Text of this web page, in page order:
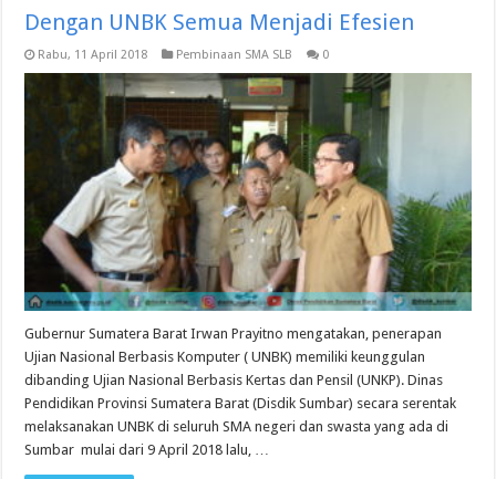
Dengan UNBK Semua Menjadi Efesien
Rabu, 11 April 2018 Pembinaan SMA SLB 0
Gubernur Sumatera Barat Irwan Prayitno mengatakan, penerapan
Ujian Nasional Berbasis Komputer ( UNBK) memiliki keunggulan
dibanding Ujian Nasional Berbasis Kertas dan Pensil (UNKP). Dinas
Pendidikan Provinsi Sumatera Barat (Disdik Sumbar) secara serentak
melaksanakan UNBK di seluruh SMA negeri dan swasta yang ada di
Sumbar mulai dari 9 April 2018 lalu, …